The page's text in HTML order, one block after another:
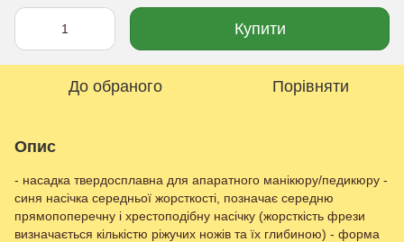
Купити
До обраного Порівняти
Опис
- насадка твердосплавна для апаратного манікюру/педикюру -
синя насічка середньої жорсткості, позначає середню
прямопоперечну і хрестоподібну насічку (жорсткість фрези
визначається кількістю ріжучих ножів та їх глибиною) - форма